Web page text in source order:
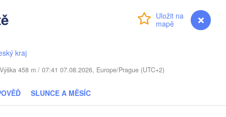
myVentusky Předpověď
kraj
458 m / 07:41 07.08.2026, Europe/Prague (UTC+2)
SLUNCE A MĚSÍC
(Minsk)
Бабруйск
(Babrujsk)
Баранавічы
(Baranavičy)
(Mahilioŭ)
Смоленск
BĚLORUSKO